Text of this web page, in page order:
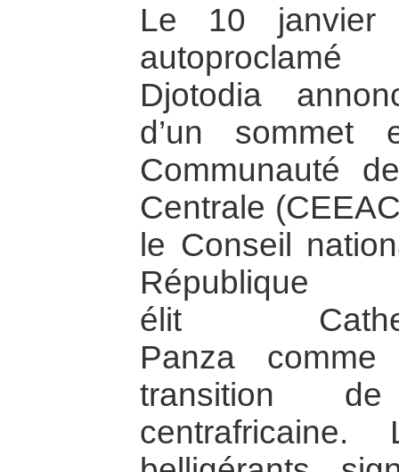
Le 10 janvier
Djotodia
d’un sommet
Communauté
Centrale
le Conseil
élit
Panza
transition